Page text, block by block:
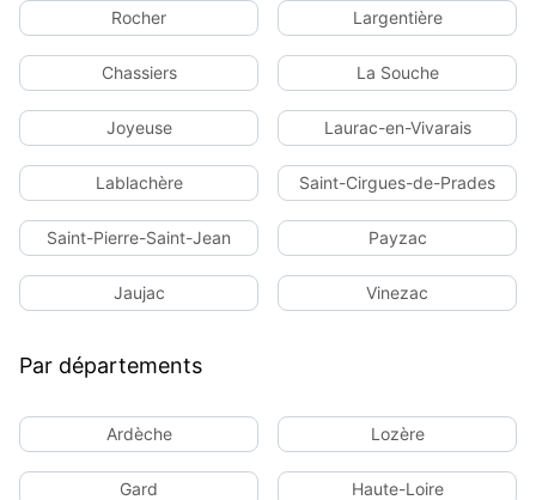
Rocher Largentière
Chassiers La Souche
Joyeuse Laurac-en-Vivarais
Lablachère Saint-Cirgues-de-Prades
Saint-Pierre-Saint-Jean Payzac
Jaujac Vinezac
Par départements
Ardèche Lozère
Gard Haute-Loire